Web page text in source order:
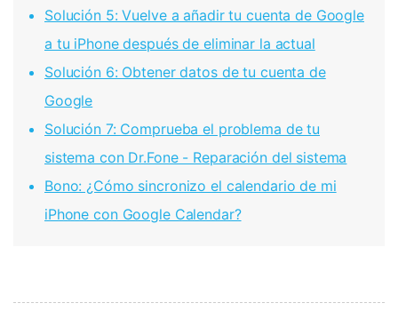
Solución 5: Vuelve a añadir tu cuenta de Google
a tu iPhone después de eliminar la actual
Solución 6: Obtener datos de tu cuenta de
Google
Solución 7: Comprueba el problema de tu
sistema con Dr.Fone - Reparación del sistema
Bono: ¿Cómo sincronizo el calendario de mi
iPhone con Google Calendar?